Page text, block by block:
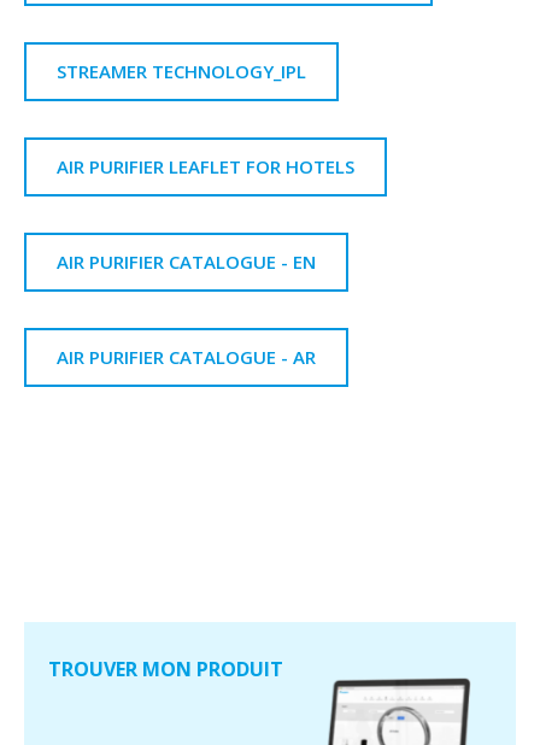
STREAMER TECHNOLOGY_IPL
AIR PURIFIER LEAFLET FOR HOTELS
AIR PURIFIER CATALOGUE - EN
AIR PURIFIER CATALOGUE - AR
TROUVER MON PRODUIT